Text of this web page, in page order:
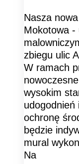
Nasza
Mokotowa -
zbiegu ulic
W ramach
wysokim
udogodnień
ochronę
będzie
mural
Na